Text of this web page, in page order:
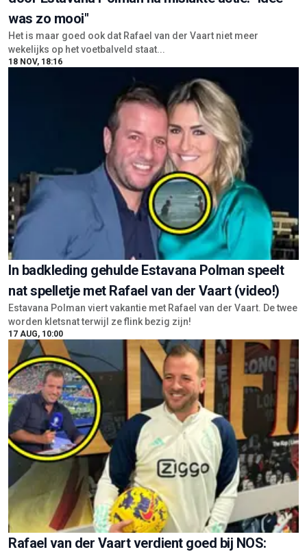
was zo mooi"
Het is maar goed ook dat Rafael van der Vaart niet meer
wekelijks op het voetbalveld staat...
18 NOV, 18:16
In badkleding gehulde Estavana Polman speelt
nat spelletje met Rafael van der Vaart (video!)
Estavana Polman viert vakantie met Rafael van der Vaart. De twee
worden kletsnat terwijl ze flink bezig zijn!
17 AUG, 10:00
Rafael van der Vaart verdient goed bij NOS: